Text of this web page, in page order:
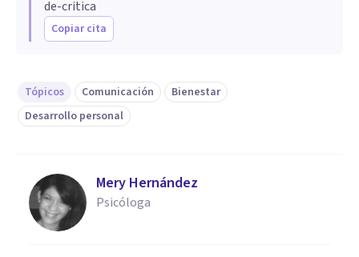
de-critica
Copiar cita
Tópicos Comunicación
Bienestar
Desarrollo personal
Mery Hernández
Psicóloga